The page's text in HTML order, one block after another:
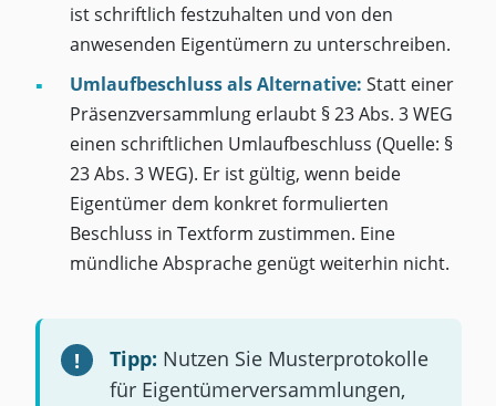
ist schriftlich festzuhalten und von den
anwesenden Eigentümern zu unterschreiben.
Umlaufbeschluss als Alternative: Statt einer
Präsenzversammlung erlaubt § 23 Abs. 3 WEG
einen schriftlichen Umlaufbeschluss (Quelle: §
23 Abs. 3 WEG). Er ist gültig, wenn beide
Eigentümer dem konkret formulierten
Beschluss in Textform zustimmen. Eine
mündliche Absprache genügt weiterhin nicht.
Tipp: Nutzen Sie Musterprotokolle
für Eigentümerversammlungen,